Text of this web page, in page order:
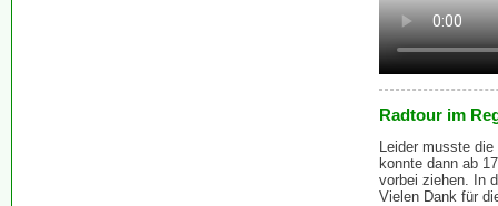
Radtour im
Leider musste
konnte dann ab
vorbei ziehen. In
Vielen Dank für